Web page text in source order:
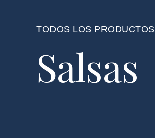
TODOS LOS PRODUCTOS
Salsas